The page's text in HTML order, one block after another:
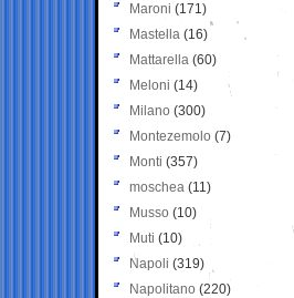
Maroni (171)
Mastella (16)
Mattarella (60)
Meloni (14)
Milano (300)
Montezemolo (7)
Monti (357)
moschea (11)
Musso (10)
Muti (10)
Napoli (319)
Napolitano (220)